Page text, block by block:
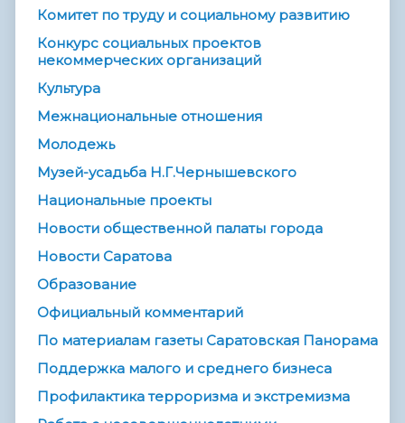
Комитет по труду и социальному развитию
Конкурс социальных проектов
некоммерческих организаций
Культура
Межнациональные отношения
Молодежь
Музей-усадьба Н.Г.Чернышевского
Национальные проекты
Новости общественной палаты города
Новости Саратова
Образование
Официальный комментарий
По материалам газеты Саратовская Панорама
Поддержка малого и среднего бизнеса
Профилактика терроризма и экстремизма